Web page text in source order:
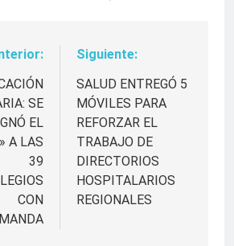
SE
EL
A LAS
39
CON
Siguiente:
SALUD ENTREGÓ 5
MÓVILES PARA
REFORZAR EL
TRABAJO DE
DIRECTORIOS
HOSPITALARIOS
REGIONALES